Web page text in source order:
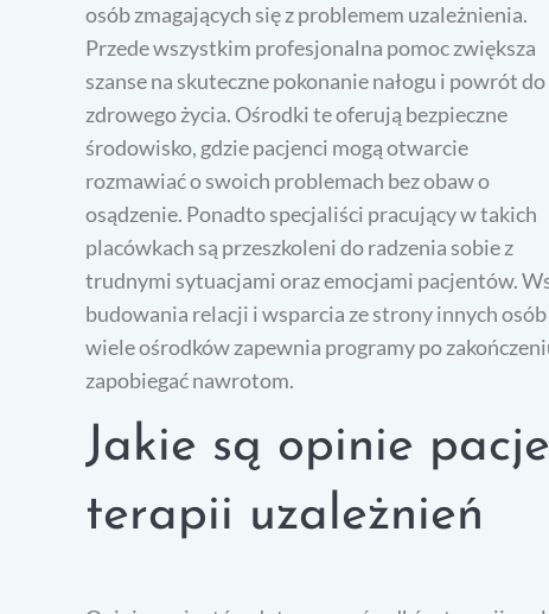
osób zmagających się z problemem uzależnienia.
Przede wszystkim profesjonalna pomoc zwiększa
szanse na skuteczne pokonanie nałogu i powrót do
zdrowego życia. Ośrodki te oferują bezpieczne
środowisko, gdzie pacjenci mogą otwarcie
rozmawiać o swoich problemach bez obaw o
osądzenie. Ponadto specjaliści pracujący w takich
placówkach są przeszkoleni do radzenia sobie z
trudnymi sytuacjami oraz emocjami pacjentów.
budowania relacji i wsparcia ze strony innych
wiele ośrodków zapewnia programy po
zapobiegać nawrotom.
Jakie są opinie
terapii uzależnień